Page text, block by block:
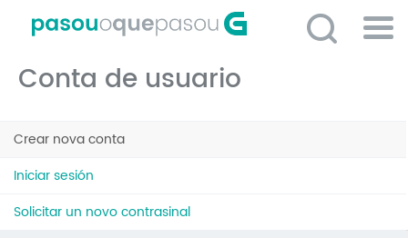
contido
Conta de usuario
Pestanas
principais
Crear nova conta
Iniciar sesión
Solicitar un novo contrasinal